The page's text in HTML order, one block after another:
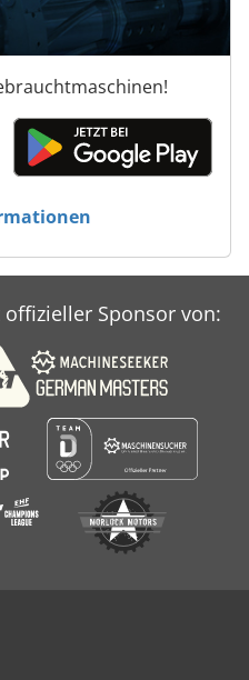
von uns.
Sponsor von: